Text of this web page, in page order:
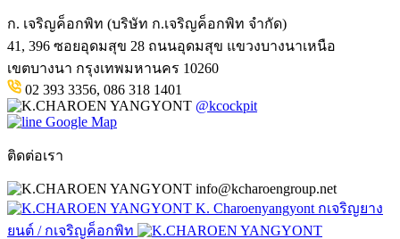
ก. เจริญค็อกพิท (บริษัท ก.เจริญค็อกพิท จำกัด)
41, 396 ซอยอุดมสุข 28 ถนนอุดมสุข แขวงบางนาเหนือ
เขตบางนา กรุงเทพมหานคร 10260
02 393 3356, 086 318 1401
@kcockpit
Google Map
ติดต่อเรา
info@kcharoengroup.net
K. Charoenyangyont กเจริญยาง
ยนต์ / กเจริญค็อกพิท